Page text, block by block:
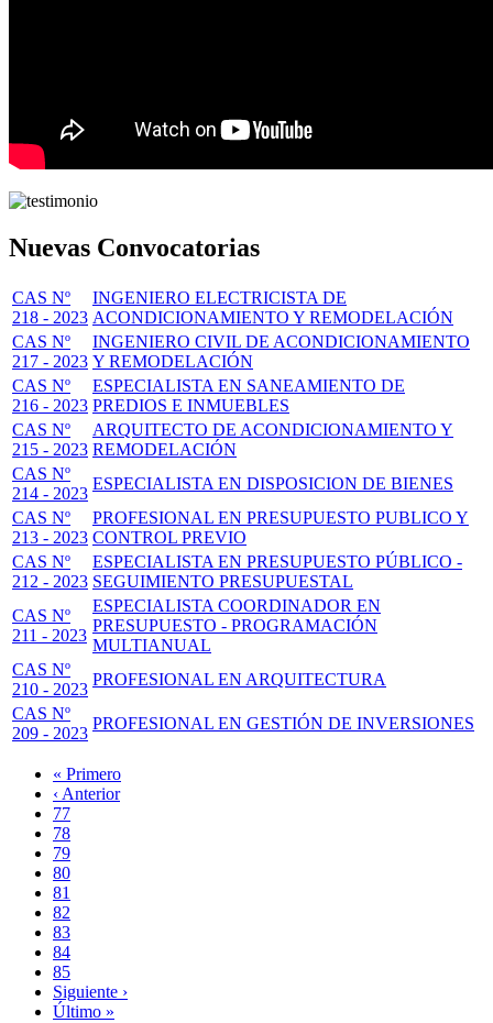
Nuevas Convocatorias
CAS Nº
218 - 2023
INGENIERO ELECTRICISTA DE
ACONDICIONAMIENTO Y REMODELACIÓN
CAS Nº
217 - 2023
INGENIERO CIVIL DE ACONDICIONAMIENTO
Y REMODELACIÓN
CAS Nº
216 - 2023
ESPECIALISTA EN SANEAMIENTO DE
PREDIOS E INMUEBLES
CAS Nº
215 - 2023
ARQUITECTO DE ACONDICIONAMIENTO Y
REMODELACIÓN
CAS Nº
214 - 2023
ESPECIALISTA EN DISPOSICION DE BIENES
CAS Nº
213 - 2023
PROFESIONAL EN PRESUPUESTO PUBLICO Y
CONTROL PREVIO
CAS Nº
212 - 2023
ESPECIALISTA EN PRESUPUESTO PÚBLICO -
SEGUIMIENTO PRESUPUESTAL
CAS Nº
211 - 2023
ESPECIALISTA COORDINADOR EN
PRESUPUESTO - PROGRAMACIÓN
MULTIANUAL
CAS Nº
210 - 2023
PROFESIONAL EN ARQUITECTURA
CAS Nº
209 - 2023
PROFESIONAL EN GESTIÓN DE INVERSIONES
Paginación
Primera
página
« Primero
Página
anterior
‹ Anterior
Page
77
Page
78
Page
79
Page
80
Página
actual
81
Page
82
Page
83
Page
84
Page
85
Siguiente
página
Siguiente ›
Última
Último »